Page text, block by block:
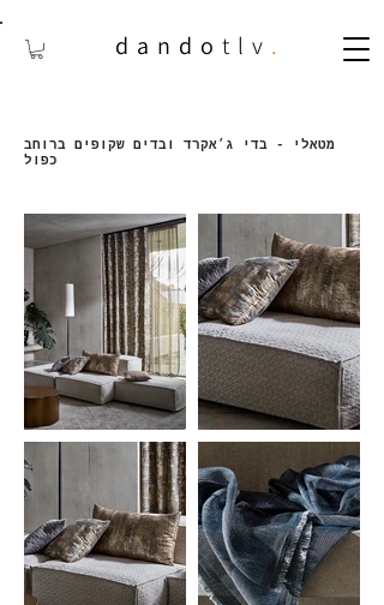
dando tlv .
מטאלי - בדי ג׳אקרד ובדים שקופים ברוחב
כפול